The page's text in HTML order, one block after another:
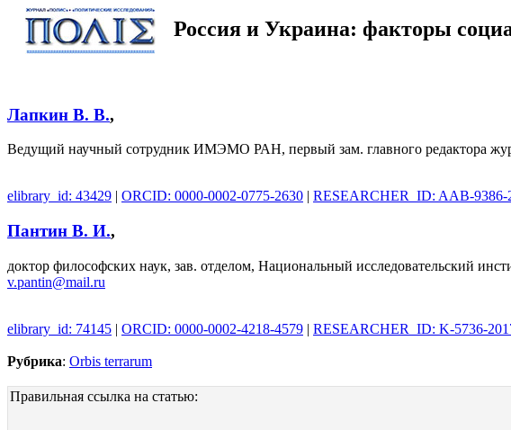
Россия и Украина: факторы
Лапкин В. В.,
Ведущий научный сотрудник ИМЭМО РАН, первый зам. главного редактора
elibrary_id: 43429 | ORCID: 0000-0002-0775-2630 | RESEARCHER_ID: AAB-9386-
Пантин В. И.,
доктор философских наук, зав. отделом, Национальный исследовательский
v.pantin@mail.ru
elibrary_id: 74145 | ORCID: 0000-0002-4218-4579 | RESEARCHER_ID: K-5736-
Рубрика: Orbis terrarum
Правильная ссылка на статью: